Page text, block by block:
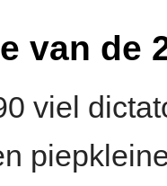
van de
viel